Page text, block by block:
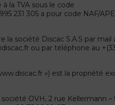
la TVA sous le code
231 305 a pour code NAF/
la société Discac S.A.S par mail
ou par téléphone au
») est la propriété
OVH, 2 rue Kellermann –